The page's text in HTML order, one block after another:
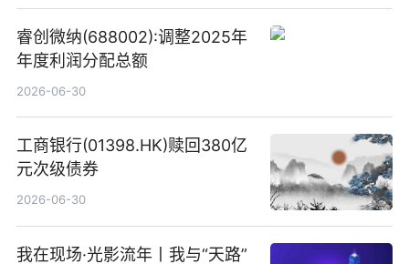
睿创微纳(688002):调整2025年
年度利润分配总额
2026-06-30
工商银行(01398.HK)赎回380亿
元次级债券
2026-06-30
我在现场·光影流年丨我与“天路”